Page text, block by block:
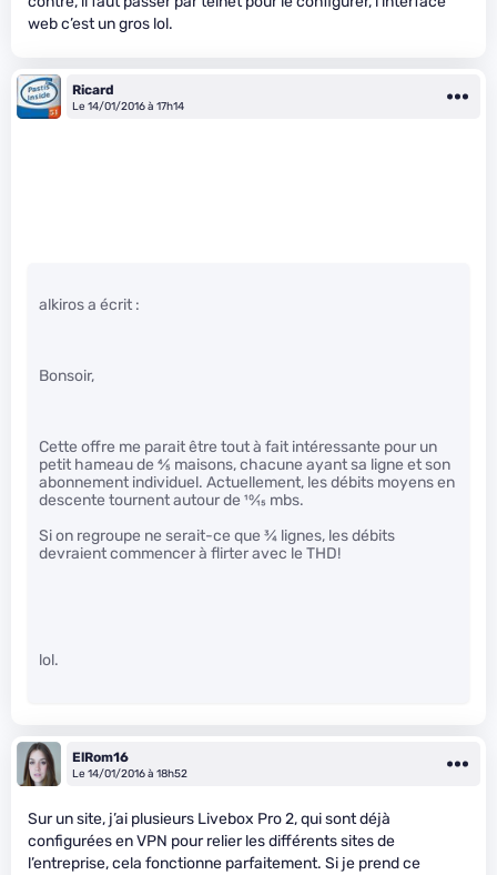
web c’est un gros lol.
Ricard
Le 14/01/2016 à 17h14
alkiros a écrit :
Bonsoir,
Cette offre me parait être tout à fait intéressante pour un
petit hameau de 4⁄5 maisons, chacune ayant sa ligne et son
abonnement individuel. Actuellement, les débits moyens en
descente tournent autour de 10⁄15 mbs.
Si on regroupe ne serait-ce que 3⁄4 lignes, les débits
devraient commencer à flirter avec le THD!
lol.
ElRom16
Le 14/01/2016 à 18h52
Sur un site, j’ai plusieurs Livebox Pro 2, qui sont déjà
configurées en VPN pour relier les différents sites de
l’entreprise, cela fonctionne parfaitement. Si je prend ce